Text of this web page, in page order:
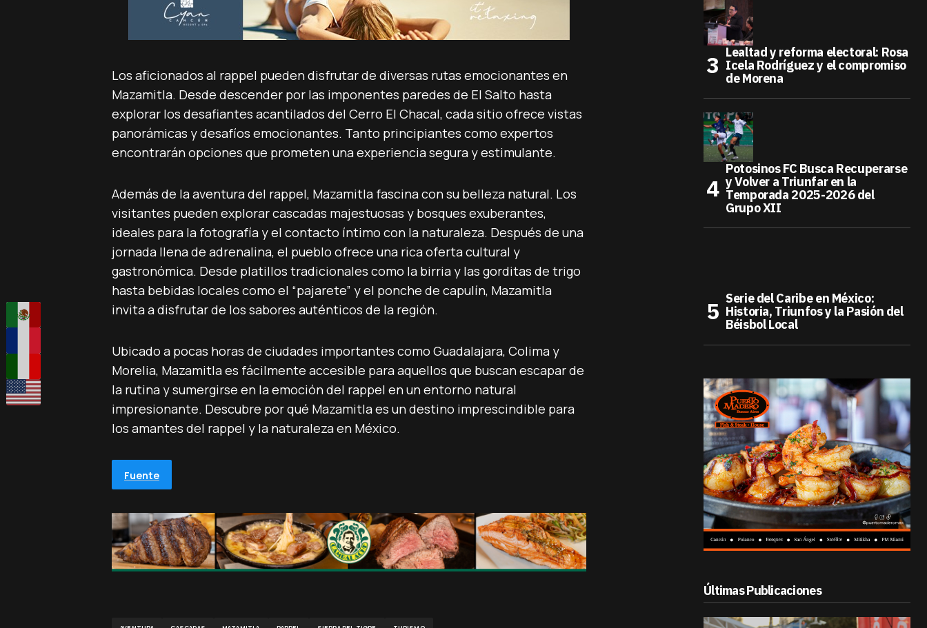
Los aficionados al rappel pueden disfrutar de diversas rutas emocionantes en
Mazamitla. Desde descender por las imponentes paredes de El Salto hasta
explorar los desafiantes acantilados del Cerro El Chacal, cada sitio ofrece vistas
panorámicas y desafíos emocionantes. Tanto principiantes como expertos
encontrarán opciones que prometen una experiencia segura y estimulante.
Además de la aventura del rappel, Mazamitla fascina con su belleza natural. Los
visitantes pueden explorar cascadas majestuosas y bosques exuberantes,
ideales para la fotografía y el contacto íntimo con la naturaleza. Después de una
jornada llena de adrenalina, el pueblo ofrece una rica oferta cultural y
gastronómica. Desde platillos tradicionales como la birria y las gorditas de trigo
hasta bebidas locales como el “pajarete” y el ponche de capulín, Mazamitla
invita a disfrutar de los sabores auténticos de la región.
Ubicado a pocas horas de ciudades importantes como Guadalajara, Colima y
Morelia, Mazamitla es fácilmente accesible para aquellos que buscan escapar de
la rutina y sumergirse en la emoción del rappel en un entorno natural
impresionante. Descubre por qué Mazamitla es un destino imprescindible para
los amantes del rappel y la naturaleza en México.
Fuente
Lealtad y reforma electoral: Rosa
Icela Rodríguez y el compromiso
de Morena
Potosinos FC Busca Recuperarse
y Volver a Triunfar en la
Temporada 2025-2026 del
Grupo XII
Serie del Caribe en México:
Historia, Triunfos y la Pasión del
Béisbol Local
Últimas Publicaciones